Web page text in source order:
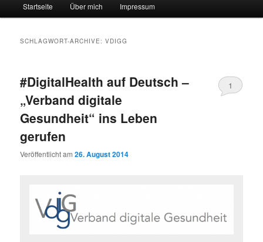
Zum
Zum
wechseln
Startseite Über mich Impressum
SCHLAGWORT-ARCHIVE:VDIGG
#DigitalHealth auf Deutsch –
„Verband digitale
Gesundheit“ ins Leben
gerufen
Veröffentlicht am26. August 2014
1